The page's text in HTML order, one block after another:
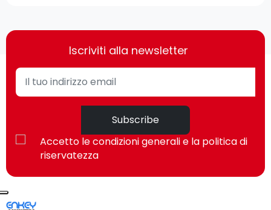
Iscriviti alla newsletter
Subscribe
Accetto le condizioni generali e la politica di
riservatezza